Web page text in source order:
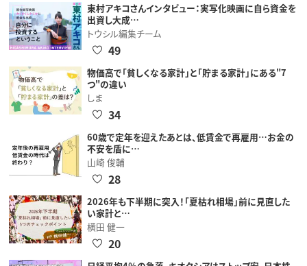
東村アキコさんインタビュー：実写化映画に自ら資金を
出資し大成…
トウシル編集チーム
49
物価高で「貧しくなる家計」と「貯まる家計」にある"7
つ"の違い
しま
34
60歳で定年を迎えたあとは、低賃金で再雇用…お金の
不安を盾に…
山崎 俊輔
28
2026年も下半期に突入！「夏枯れ相場」前に見直した
い家計と…
横田 健一
20